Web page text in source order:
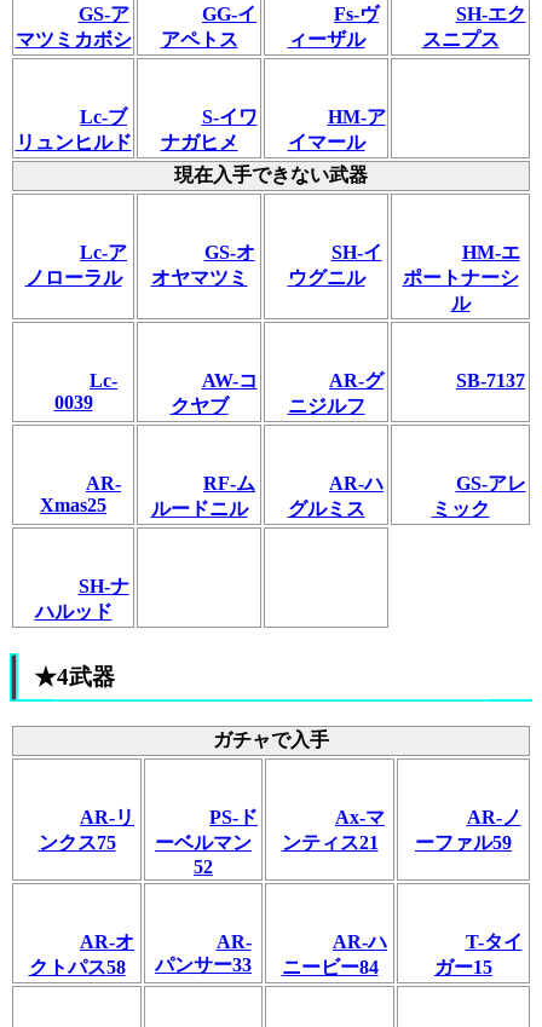
GS-ア
マツミカボシ
GG-イ
アペトス
Fs-ヴ
ィーザル
SH-エク
スニプス
Lc-ブ
リュンヒルド
S-イワ
ナガヒメ
HM-ア
イマール
現在入手できない武器
Lc-ア
ノローラル
GS-オ
オヤマツミ
SH‐イ
ウグニル
HM-エ
ポートナーシ
ル
Lc-
0039
AW-コ
クヤブ
AR-グ
ニジルフ
SB-7137
AR-
Xmas25
RF-ム
ルードニル
AR-ハ
グルミス
GS-アレ
ミック
SH-ナ
ハルッド
★4武器
ガチャで入手
AR-リ
ンクス75
PS-ド
ーベルマン
52
Ax-マ
ンティス21
AR-ノ
ーファル59
AR-オ
クトパス58
AR-
パンサー33
AR-ハ
ニービー84
T-タイ
ガー15